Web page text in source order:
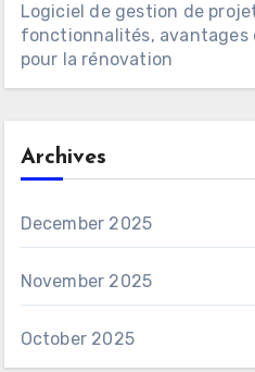
Logiciel de gestion de
fonctionnalités, avantages
pour la rénovation
Archives
December 2025
November 2025
October 2025